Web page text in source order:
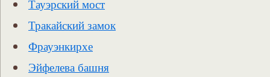
Тауэрский мост
Тракайский замок
Фрауэнкирхе
Эйфелева башня